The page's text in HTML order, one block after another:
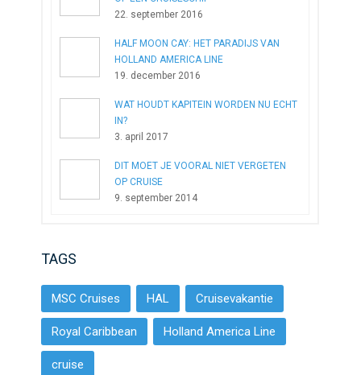
22. september 2016
HALF MOON CAY: HET PARADIJS VAN
HOLLAND AMERICA LINE
19. december 2016
WAT HOUDT KAPITEIN WORDEN NU ECHT
IN?
3. april 2017
DIT MOET JE VOORAL NIET VERGETEN
OP CRUISE
9. september 2014
TAGS
MSC Cruises HAL Cruisevakantie
Royal Caribbean Holland America Line
cruise